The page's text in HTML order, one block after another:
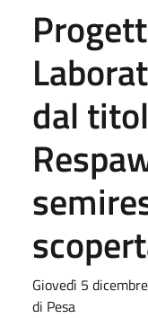
dal
Giovedì 5
di Pesa